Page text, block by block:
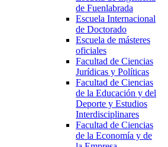
de Fuenlabrada
Escuela Internacional
de Doctorado
Escuela de másteres
oficiales
Facultad de Ciencias
Jurídicas y Políticas
Facultad de Ciencias
de la Educación y del
Deporte y Estudios
Interdisciplinares
Facultad de Ciencias
de la Economía y de